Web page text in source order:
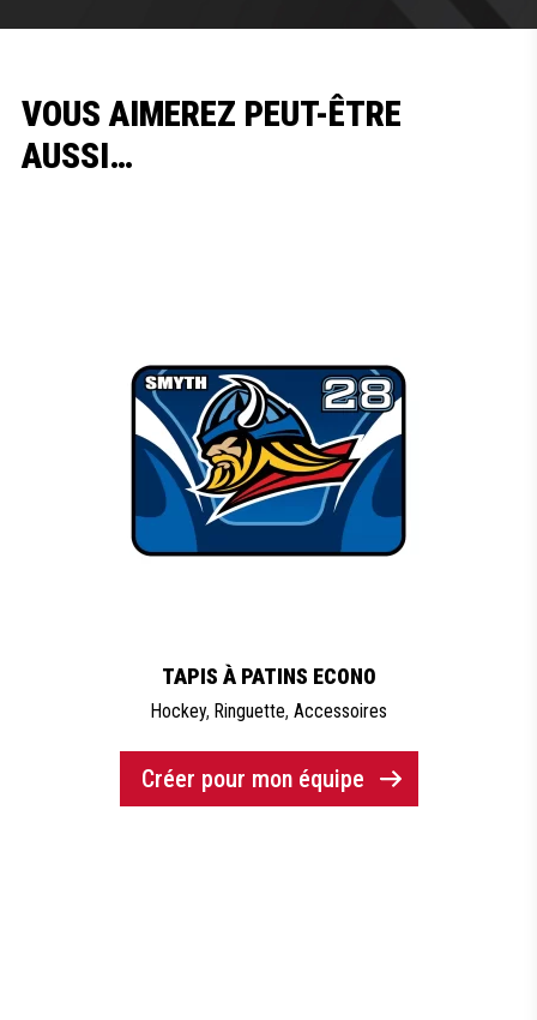
VOUS AIMEREZ PEUT-ÊTRE
AUSSI…
TAPIS À PATINS ECONO
Hockey, Ringuette, Accessoires
Créer pour mon équipe